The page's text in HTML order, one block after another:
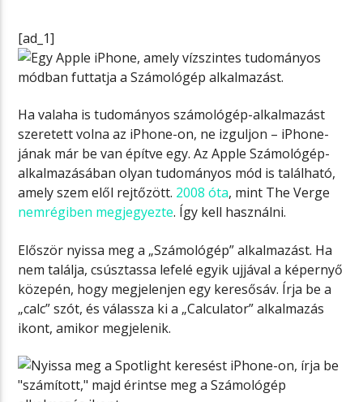
[ad_1]
Ha valaha is tudományos számológép-alkalmazást
szeretett volna az iPhone-on, ne izguljon – iPhone-
jának már be van építve egy. Az Apple Számológép-
alkalmazásában olyan tudományos mód is található,
amely szem elől rejtőzött. 2008 óta, mint The Verge
nemrégiben megjegyezte. Így kell használni.
Először nyissa meg a „Számológép” alkalmazást. Ha
nem találja, csúsztassa lefelé egyik ujjával a képernyő
közepén, hogy megjelenjen egy keresősáv. Írja be a
„calc” szót, és válassza ki a „Calculator” alkalmazás
ikont, amikor megjelenik.